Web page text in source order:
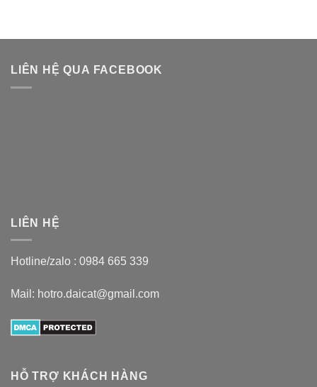
LIÊN HỆ QUA FACEBOOK
LIÊN HỆ
Hotline/zalo : 0984 665 339
Mail: hotro.daicat@gmail.com
HỖ TRỢ KHÁCH HÀNG